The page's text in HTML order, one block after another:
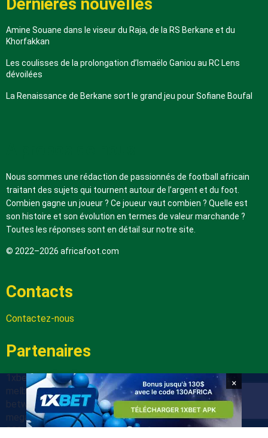
Dernières nouvelles
Amine Souane dans le viseur du Raja, de la RS Berkane et du
Khorfakkan
Les coulisses de la prolongation d’Ismaëlo Ganiou au RC Lens
dévoilées
La Renaissance de Berkane sort le grand jeu pour Sofiane Boufal
Nous sommes une rédaction de passionnés de football africain
traitant des sujets qui tournent autour de l’argent et du foot.
Combien gagne un joueur ? Ce joueur vaut combien ? Quelle est
son histoire et son évolution en termes de valeur marchande ?
Toutes les réponses sont en détail sur notre site.
© 2022–2026 africafoot.com
Contacts
Contactez-nous
Partenaires
1xbetapk.africafoot.com
melbet.africafoot.com
betwinnerapp.africafoot.com
megapari.africafoot.com
888starz.africafoot.com
×